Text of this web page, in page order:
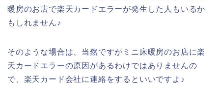
暖房のお店で楽天カードエラーが発生した人もいるか
もしれません♪
そのような場合は、当然ですがミニ床暖房のお店に楽
天カードエラーの原因があるわけではありませんの
で、楽天カード会社に連絡をするといいですよ♪